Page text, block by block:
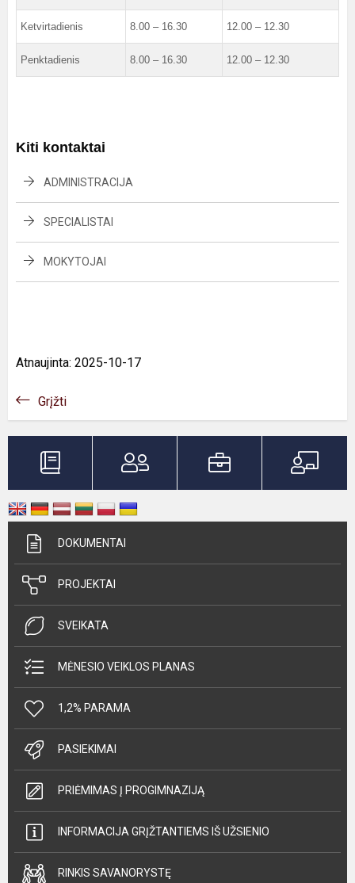
Ketvirtadienis 8.00 – 16.30 12.00 – 12.30
Penktadienis 8.00 – 16.30 12.00 – 12.30
Kiti kontaktai
ADMINISTRACIJA
SPECIALISTAI
MOKYTOJAI
Atnaujinta: 2025-10-17
Grįžti
DOKUMENTAI
PROJEKTAI
SVEIKATA
MĖNESIO VEIKLOS PLANAS
1,2% PARAMA
PASIEKIMAI
PRIĖMIMAS Į PROGIMNAZIJĄ
INFORMACIJA GRĮŽTANTIEMS IŠ UŽSIENIO
RINKIS SAVANORYSTĘ